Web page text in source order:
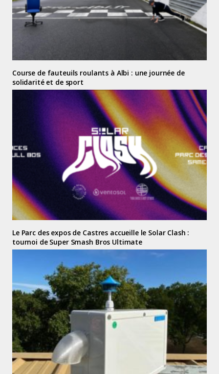
Course de fauteuils roulants à Albi : une journée de
solidarité et de sport
Le Parc des expos de Castres accueille le Solar Clash :
tournoi de Super Smash Bros Ultimate